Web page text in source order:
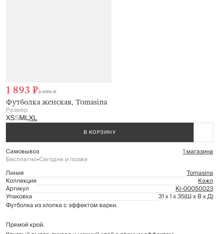
Футболка женская, Tomasina
1 893 ₽2 690 ₽
Размер
XSSMLXL
В КОРЗИНУ
Самовывоз 1 магазина
Бесплатно•Сегодня и позже
Линия
Tomasina
Коллекция Кэжл
Артикул Kl-00050023
Упаковка 31 x 1 x 35(Ш x В x Д)
Футболка из хлопка с эффектом варки.
Прямой крой.